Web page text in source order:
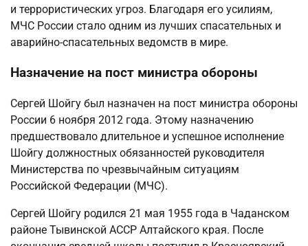
и террористических угроз. Благодаря его усилиям,
МЧС России стало одним из лучших спасательных и
аварийно-спасательных ведомств в мире.
Назначение на пост министра обороны
Сергей Шойгу был назначен на пост министра обороны
России 6 ноября 2012 года. Этому назначению
предшествовало длительное и успешное исполнение
Шойгу должностных обязанностей руководителя
Министерства по чрезвычайным ситуациям
Российской Федерации (МЧС).
Сергей Шойгу родился 21 мая 1955 года в Чаданском
районе Тывинской АССР Алтайского края. После